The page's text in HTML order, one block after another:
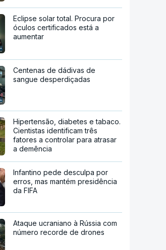
Eclipse solar total. Procura por
óculos certificados está a
aumentar
Centenas de dádivas de
sangue desperdiçadas
Hipertensão, diabetes e tabaco.
Cientistas identificam três
fatores a controlar para atrasar
a demência
Infantino pede desculpa por
erros, mas mantém presidência
da FIFA
Ataque ucraniano à Rússia com
número recorde de drones